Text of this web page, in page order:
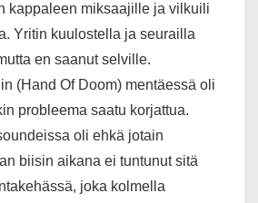
kappaleen miksaajille ja vilkuili
Yritin kuulostella ja seurailla
en saanut selville.
(Hand Of Doom) mentäessä oli
probleema saatu korjattua.
oli ehkä jotain
biisin aikana ei tuntunut sitä
joka kolmella